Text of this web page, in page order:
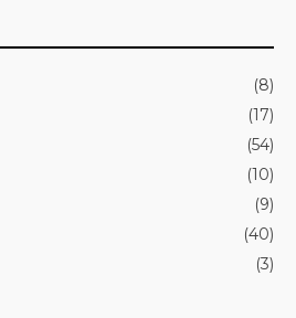
(8)
(17)
(54)
(10)
(9)
(40)
(3)